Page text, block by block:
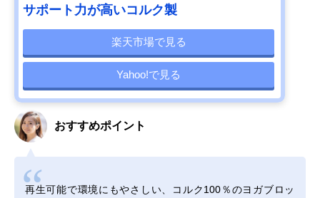
サポート力が高いコルク製
楽天市場で見る
Yahoo!で見る
おすすめポイント
再生可能で環境にもやさしい、コルク100％のヨガブロッ